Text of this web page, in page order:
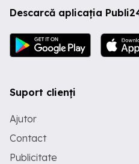
Descarcă aplicația
Suport clienți
Ajutor
Contact
Publicitate